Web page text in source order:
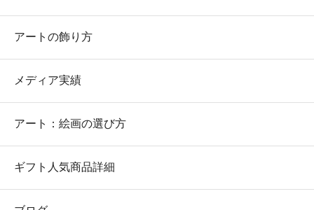
アートの飾り方
メディア実績
アート：絵画の選び方
ギフト人気商品詳細